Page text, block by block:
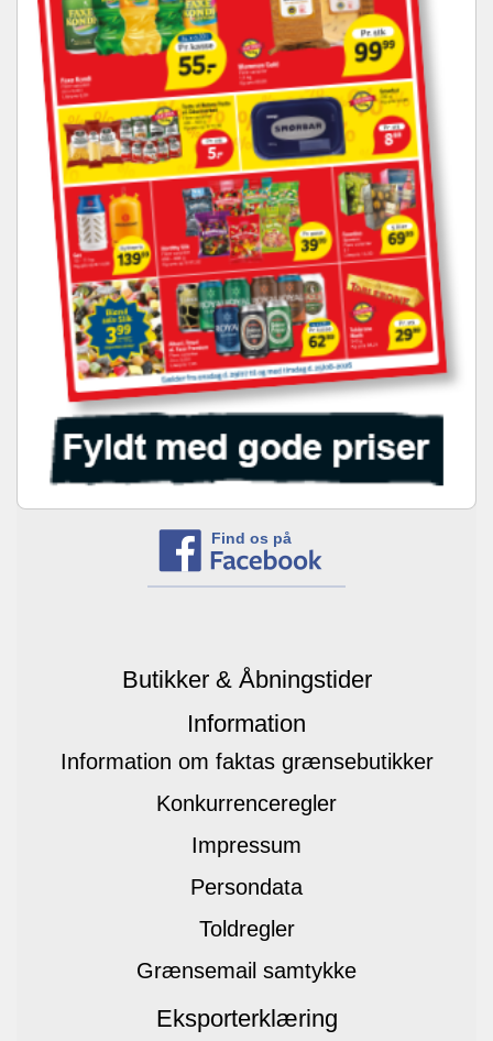
Find os på
Butikker & Åbningstider
Information
Information om faktas grænsebutikker
Konkurrenceregler
Impressum
Persondata
Toldregler
Grænsemail samtykke
Eksporterklæring